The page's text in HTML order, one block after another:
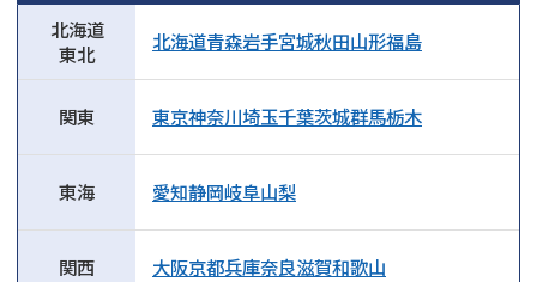
北海道
東北
北海道青森岩手宮城秋田山形福島
関東 東京神奈川埼玉千葉茨城群馬栃木
東海 愛知静岡岐阜山梨
関西 大阪京都兵庫奈良滋賀和歌山